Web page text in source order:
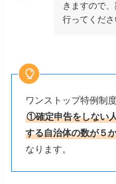
きますので
行ってくださ
ワンストップ特例制
①確定申告をしない
する自治体の数が５
なります。